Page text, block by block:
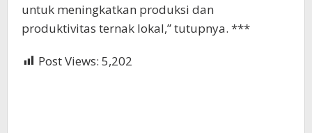
untuk meningkatkan produksi dan
produktivitas ternak lokal,” tutupnya. ***
Post Views: 5,202